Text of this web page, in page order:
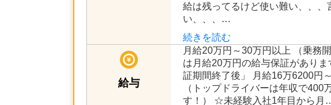
給は残ってるけど使い難い、、、
い、、、…
続きを読む
給与
月給20万円～30万円以上 （乗務
は月給20万円の給与保証がありま
証期間終了後」 月給16万6200円
（トップドライバーは年収で400
す！） ☆未経験入社1年目から月